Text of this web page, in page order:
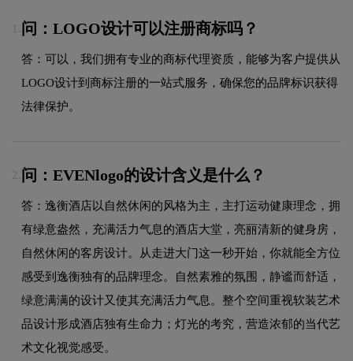
问：LOGO设计可以注册商标吗？
答：可以，我们拥有专业的商标代理资质，能够为客户提供从
LOGO设计到商标注册的一站式服务，确保您的品牌标识获得
法律保护。
2. 问：EVENlogo的设计含义是什么？
答：逸衡酒店以自然休闲的风格为主，主打运动健康理念，拥
有绿意盎然，充满活力气息的酒店大堂，亮丽清新的健身房，
自然休闲的客房设计。从走进大门这一秒开始，你就能全方位
感受到逸衡独有的品牌理念。自然素雅的氛围，静谧而舒适，
绿意满满的设计又使其充满活力气息。整个空间重视软装艺术
品设计形成酒店独有生命力；灯光的考究，营造浓郁的当代艺
术文化视觉感受。